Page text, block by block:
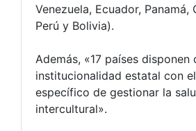
Venezuela, Ecuador, Panamá,
Perú y Bolivia).
Además, «17 países disponen
institucionalidad estatal con
específico de gestionar la
intercultural».